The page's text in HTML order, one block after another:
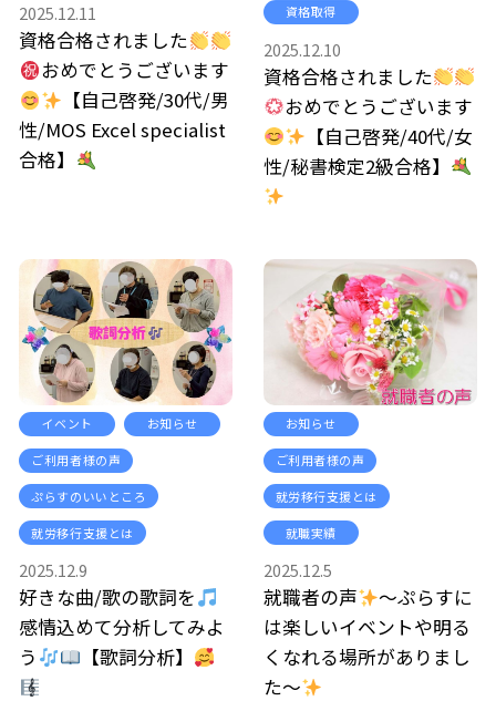
2025.12.11
資格合格されました
おめでとうございます
【自己啓発/30代/男
性/MOS Excel specialist
合格】
資格取得
2025.12.10
資格合格されました
おめでとうございます
【自己啓発/40代/女
性/秘書検定2級合格】
イベント お知らせ
ご利用者様の声
ぷらすのいいところ
就労移行支援とは
2025.12.9
好きな曲/歌の歌詞を
感情込めて分析してみよ
う
【歌詞分析】
お知らせ
ご利用者様の声
就労移行支援とは
就職実績
2025.12.5
就職者の声
～ぷらすに
は楽しいイベントや明る
くなれる場所がありまし
た～